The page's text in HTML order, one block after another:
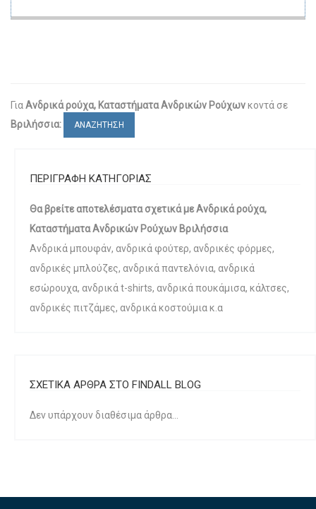
ΓιαΑνδρικά ρούχα, Καταστήματα Ανδρικών Ρούχωνκοντά σε
Βριλήσσια:
ΑΝΑΖΗΤΗΣΗ
ΠΕΡΙΓΡΑΦΗ ΚΑΤΗΓΟΡΙΑΣ
Θα βρείτε αποτελέσματα σχετικά με Ανδρικά ρούχα,
Καταστήματα Ανδρικών Ρούχων Βριλήσσια
Ανδρικά μπουφάν, ανδρικά φούτερ, ανδρικές φόρμες,
ανδρικές μπλούζες, ανδρικά παντελόνια, ανδρικά
εσώρουχα, ανδρικά t-shirts, ανδρικά πουκάμισα, κάλτσες,
ανδρικές πιτζάμες, ανδρικά κοστούμια κ.α
ΣΧΕΤΙΚΑ ΑΡΘΡΑ ΣΤΟ FINDALL BLOG
Δεν υπάρχουν διαθέσιμα άρθρα...